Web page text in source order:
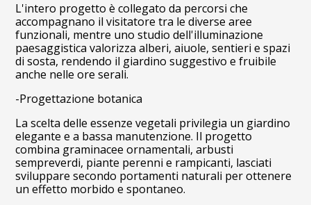
CURA DEL VERDE
STUDIOFFICINA
CONTATTO
NEWS ED EVENTI
FAQ
L'intero progetto è collegato da percorsi che
accompagnano il visitatore tra le diverse aree
funzionali, mentre uno studio dell'illuminazione
paesaggistica valorizza alberi, aiuole, sentieri e spazi
di sosta, rendendo il giardino suggestivo e fruibile
anche nelle ore serali.
-Progettazione botanica
La scelta delle essenze vegetali privilegia un giardino
elegante e a bassa manutenzione. Il progetto
combina graminacee ornamentali, arbusti
sempreverdi, piante perenni e rampicanti, lasciati
sviluppare secondo portamenti naturali per ottenere
un effetto morbido e spontaneo.